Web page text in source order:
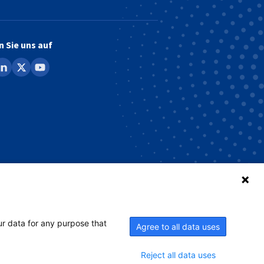
Sie uns auf
x youtube
data for any purpose that Agree to all data uses
Reject all data uses